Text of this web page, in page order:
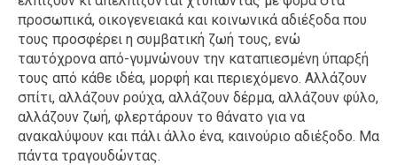
προσωπικά, οικογενειακά και κοινωνικά αδιέξοδα που
τους προσφέρει η συμβατική ζωή τους, ενώ
ταυτόχρονα από-γυμνώνουν την καταπιεσμένη ύπαρξή
τους από κάθε ιδέα, μορφή και περιεχόμενο. Αλλάζουν
σπίτι, αλλάζουν ρούχα, αλλάζουν δέρμα, αλλάζουν φύλο,
αλλάζουν ζωή, φλερτάρουν το θάνατο για να
ανακαλύψουν και πάλι άλλο ένα, καινούριο αδιέξοδο. Μα
πάντα τραγουδώντας.